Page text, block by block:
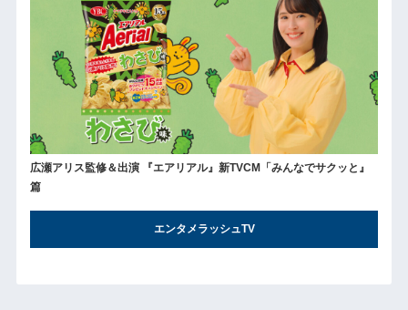
広瀬アリス監修＆出演 『エアリアル』新TVCM「みんなでサクッと』
篇
エンタメラッシュTV